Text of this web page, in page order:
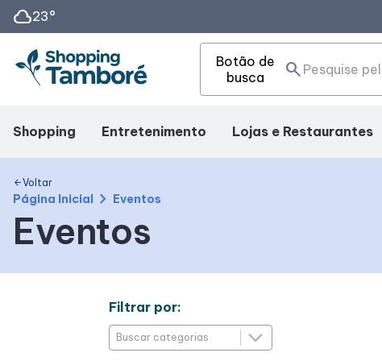
cloud23°
Botão de
busca
search
Shopping
Mapa Interno
Facilidades
Como Chegar
Entretenimento
Fique por dentro
Eventos
Lojas e Restaurantes
arrow_backVoltar
Página Inicial chevron_right Eventos
Eventos
Filtrar por: